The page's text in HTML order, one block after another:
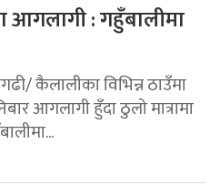
आगलागी : गहुँबालीमा
कैलालीका विभिन्न ठाउँमा
आगलागी हुँदा ठुलो मात्रामा